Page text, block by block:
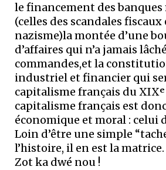
le financement des banques
(celles des scandales fiscaux
nazisme)la montée d’une
d’affaires qui n’a jamais
commandes,et la
industriel et financier qui
capitalisme français du XIXᵉ
capitalisme français est
économique et moral : celui
Loin d’être une simple
l’histoire, il en est la matrice.
Zot ka dwé nou !